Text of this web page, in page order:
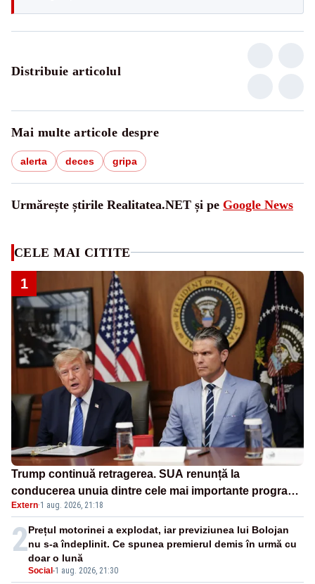
Distribuie articolul
Mai multe articole despre
alerta deces gripa
Urmărește știrile Realitatea.NET și pe Google News
CELE MAI CITITE
1
Trump continuă retragerea. SUA renunță la
conducerea unuia dintre cele mai importante programe
militare pentru Ucraina
Extern·1 aug. 2026, 21:18
2
Social -1 aug. 2026, 21:30
Prețul motorinei a explodat, iar previziunea lui Bolojan
nu s-a îndeplinit. Ce spunea premierul demis în urmă cu
doar o lună